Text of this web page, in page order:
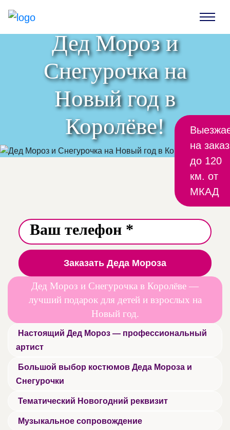
Дед Мороз и
Снегурочка на
Новый год в
Королёве!
на заказ
до 120
км. от
МКАД
Заказать Деда Мороза
Дед Мороз и Снегурочка в Королёве —
лучший подарок для детей и взрослых на
Новый год.
Настоящий Дед Мороз — профессиональный
артист
Большой выбор костюмов Деда Мороза и
Снегурочки
Тематический Новогодний реквизит
Музыкальное сопровождение